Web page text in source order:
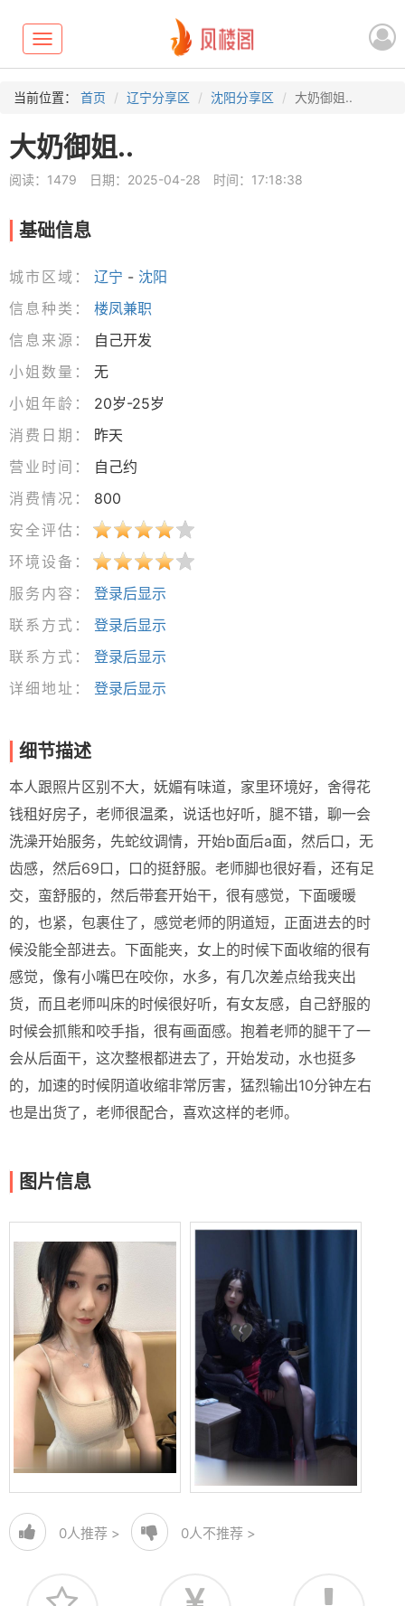
Toggle
navigation
当前位置： 首页 辽宁分享区 沈阳分享区 大奶御姐..
大奶御姐..
阅读：1479 日期：2025-04-28 时间：17:18:38
基础信息
城市区域： 辽宁 - 沈阳
信息种类：
楼凤兼职
信息来源：
自己开发
小姐数量：
无
小姐年龄：
20岁-25岁
消费日期：
昨天
营业时间：
自己约
消费情况：
800
安全评估：
环境设备：
服务内容：
登录后显示
联系方式：
登录后显示
联系方式：
登录后显示
详细地址：
登录后显示
细节描述
本人跟照片区别不大，妩媚有味道，家里环境好，舍得花
钱租好房子，老师很温柔，说话也好听，腿不错，聊一会
洗澡开始服务，先蛇纹调情，开始b面后a面，然后口，无
齿感，然后69口，口的挺舒服。老师脚也很好看，还有足
交，蛮舒服的，然后带套开始干，很有感觉，下面暖暖
的，也紧，包裹住了，感觉老师的阴道短，正面进去的时
候没能全部进去。下面能夹，女上的时候下面收缩的很有
感觉，像有小嘴巴在咬你，水多，有几次差点给我夹出
货，而且老师叫床的时候很好听，有女友感，自己舒服的
时候会抓熊和咬手指，很有画面感。抱着老师的腿干了一
会从后面干，这次整根都进去了，开始发动，水也挺多
的，加速的时候阴道收缩非常厉害，猛烈输出10分钟左右
也是出货了，老师很配合，喜欢这样的老师。
图片信息
0人推荐 > 0人不推荐 >